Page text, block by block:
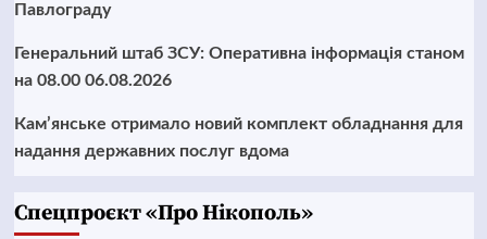
Павлограду
Генеральний штаб ЗСУ: Оперативна інформація станом
на 08.00 06.08.2026
Кам’янське отримало новий комплект обладнання для
надання державних послуг вдома
Cпецпроєкт «Про Нікополь»